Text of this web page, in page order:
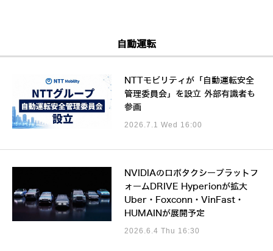
自動運転
NTTモビリティが「自動運転安全
管理委員会」を設立 外部有識者も
参画
2026.7.1 Wed 16:00
NVIDIAのロボタクシープラットフ
ォームDRIVE Hyperionが拡大
Uber・Foxconn・VinFast・
HUMAINが展開予定
2026.6.4 Thu 16:30